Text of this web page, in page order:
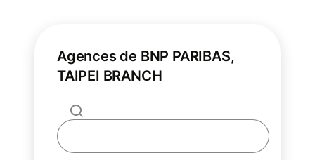
Agences de BNP PARIBAS,
TAIPEI BRANCH